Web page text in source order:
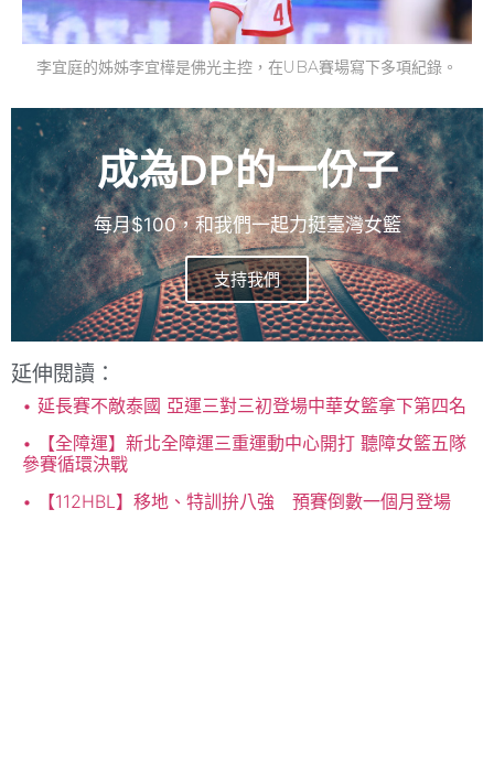
李宜庭的姊姊李宜樺是佛光主控，在UBA賽場寫下多項紀錄。
成為DP的一份子
每月$100，和我們一起力挺臺灣女籃
支持我們
延伸閱讀：
延長賽不敵泰國 亞運三對三初登場中華女籃拿下第四名
【全障運】新北全障運三重運動中心開打 聽障女籃五隊
參賽循環決戰
【112HBL】移地、特訓拚八強 預賽倒數一個月登場